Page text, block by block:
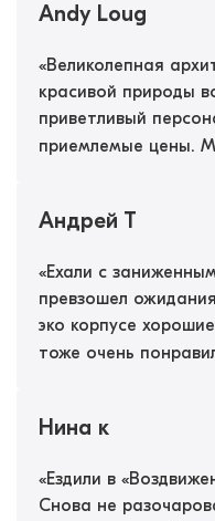
Andy Loug
«Великолепная
красивой природы
приветливый
приемлемые цены.
Андрей Т
«Ехали с
превзошел
эко корпусе
тоже очень
Нина к
«Ездили в
Снова не